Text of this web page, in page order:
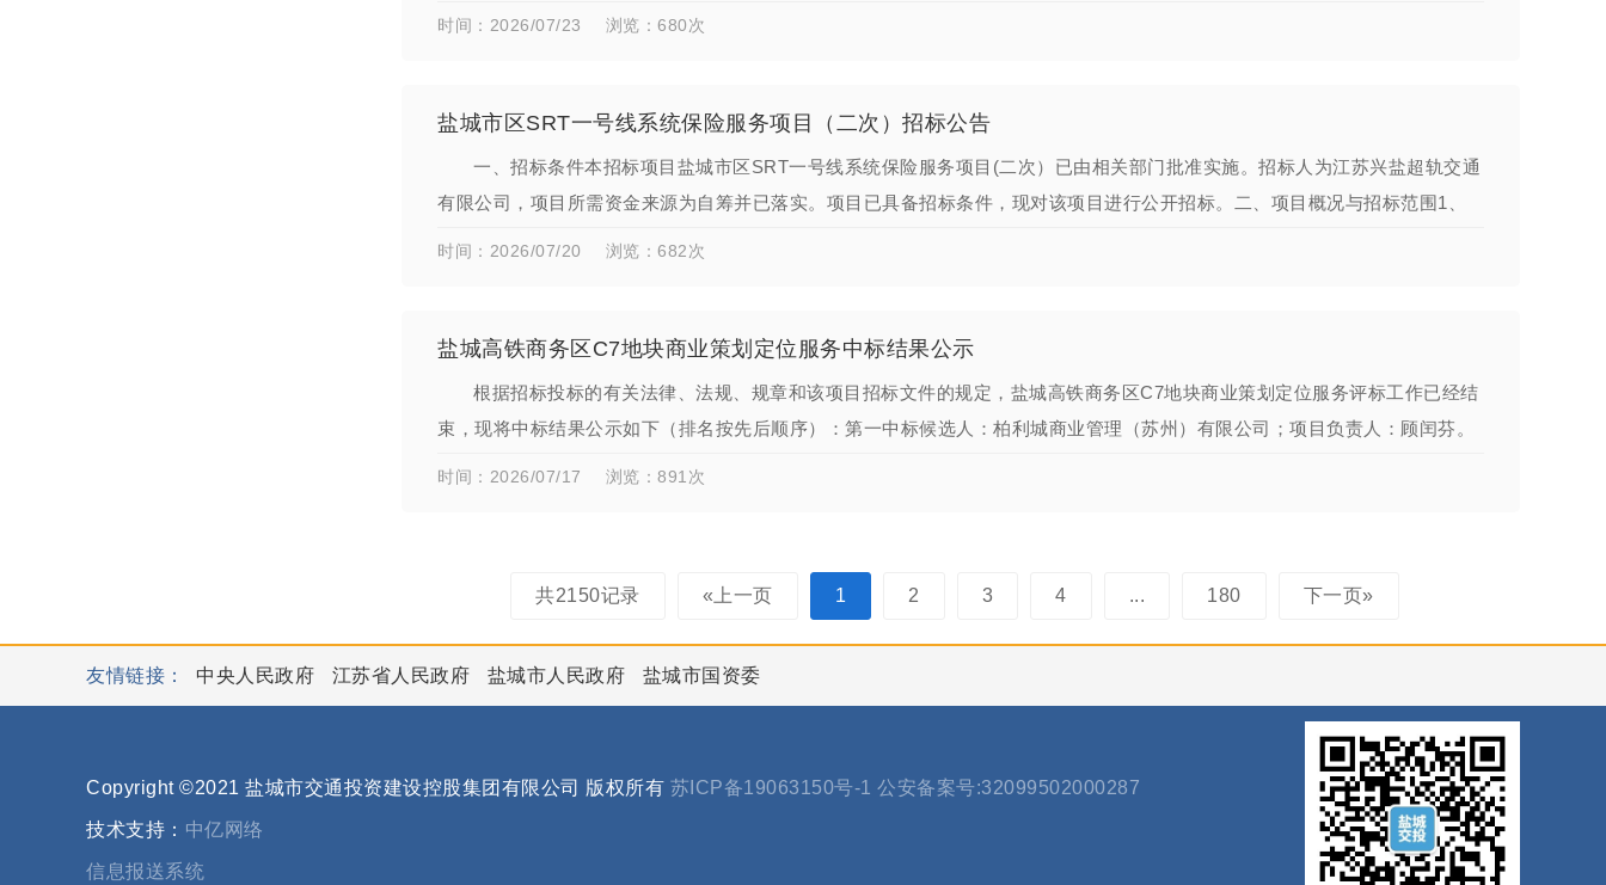
名称：G204盐城服务区改造提升的设…
时间：2026/07/23 浏览：680次
盐城市区SRT一号线系统保险服务项目（二次）招标公告
一、招标条件本招标项目盐城市区SRT一号线系统保险服务项目(二次）已由相关部门批准实施。招标人为江苏兴盐超轨交通
有限公司，项目所需资金来源为自筹并已落实。项目已具备招标条件，现对该项目进行公开招标。二、项目概况与招标范围1、
项目名称：盐城市区SRT一号线系统保…
时间：2026/07/20 浏览：682次
盐城高铁商务区C7地块商业策划定位服务中标结果公示
根据招标投标的有关法律、法规、规章和该项目招标文件的规定，盐城高铁商务区C7地块商业策划定位服务评标工作已经结
束，现将中标结果公示如下（排名按先后顺序）：第一中标候选人：柏利城商业管理（苏州）有限公司；项目负责人：顾闰芬。
第二中标候选人：盐城市优居美家网…
时间：2026/07/17 浏览：891次
共2150记录 «上一页 1 2 3 4 ... 180 下一页»
友情链接： 中央人民政府 江苏省人民政府 盐城市人民政府 盐城市国资委
Copyright ©2021 盐城市交通投资建设控股集团有限公司 版权所有 苏ICP备19063150号-1 公安备案号:32099502000287
技术支持： 中亿网络
信息报送系统